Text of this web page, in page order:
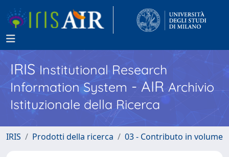
IRISInstitutional Research
Information System - AIR Archivio
Istituzionale della Ricerca
IRIS Prodotti della ricerca 03 - Contributo in volume